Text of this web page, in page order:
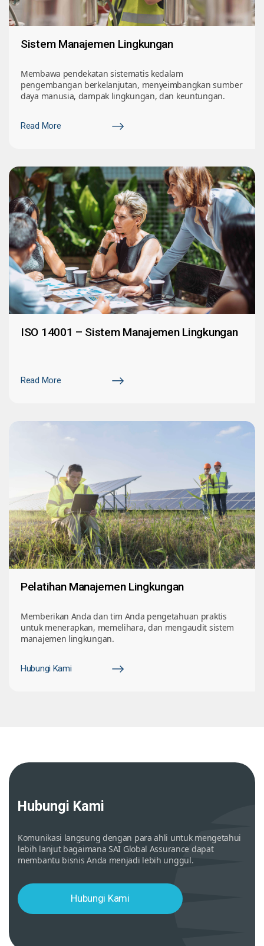
Sistem Manajemen Lingkungan
Membawa pendekatan sistematis kedalam
pengembangan berkelanjutan, menyeimbangkan sumber
daya manusia, dampak lingkungan, dan keuntungan.
Read More
ISO 14001 – Sistem Manajemen Lingkungan
Read More
Pelatihan Manajemen Lingkungan
Memberikan Anda dan tim Anda pengetahuan praktis
untuk menerapkan, memelihara, dan mengaudit sistem
manajemen lingkungan.
Hubungi Kami
Hubungi Kami
Komunikasi langsung dengan para ahli untuk mengetahui
lebih lanjut bagaimana SAI Global Assurance dapat
membantu bisnis Anda menjadi lebih unggul.
Hubungi Kami